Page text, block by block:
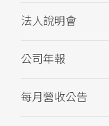
法人說明會
公司年報
每月營收公告